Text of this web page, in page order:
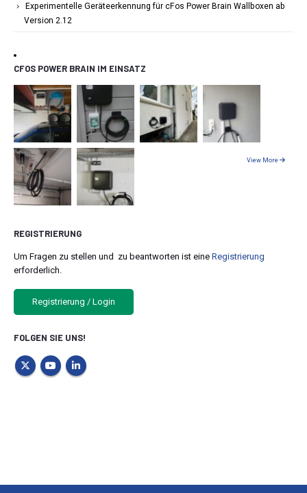
Experimentelle Geräteerkennung für cFos Power Brain Wallboxen ab
Version 2.12
CFOS POWER BRAIN IM EINSATZ
View More
REGISTRIERUNG
Um Fragen zu stellen und zu beantworten ist eine Registrierung
erforderlich.
Registrierung / Login
FOLGEN SIE UNS!